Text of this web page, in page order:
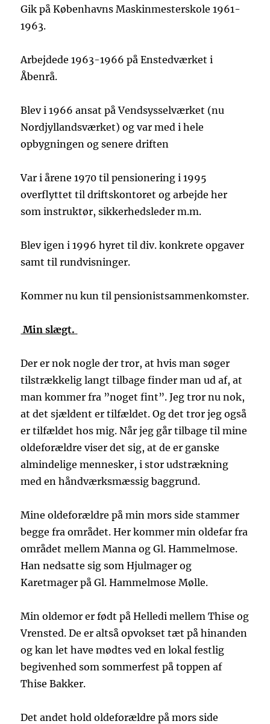
Gik på Københavns Maskinmesterskole 1961-
1963.
Arbejdede 1963-1966 på Enstedværket i
Åbenrå.
Blev i 1966 ansat på Vendsysselværket (nu
Nordjyllandsværket) og var med i hele
opbygningen og senere driften
Var i årene 1970 til pensionering i 1995
overflyttet til driftskontoret og arbejde her
som instruktør, sikkerhedsleder m.m.
Blev igen i 1996 hyret til div. konkrete opgaver
samt til rundvisninger.
Kommer nu kun til pensionistsammenkomster.
Min slægt.
Der er nok nogle der tror, at hvis man søger
tilstrækkelig langt tilbage finder man ud af, at
man kommer fra ”noget fint”. Jeg tror nu nok,
at det sjældent er tilfældet. Og det tror jeg også
er tilfældet hos mig. Når jeg går tilbage til mine
oldeforældre viser det sig, at de er ganske
almindelige mennesker, i stor udstrækning
med en håndværksmæssig baggrund.
Mine oldeforældre på min mors side stammer
begge fra området. Her kommer min oldefar fra
området mellem Manna og Gl. Hammelmose.
Han nedsatte sig som Hjulmager og
Karetmager på Gl. Hammelmose Mølle.
Min oldemor er født på Helledi mellem Thise og
Vrensted. De er altså opvokset tæt på hinanden
og kan let have mødtes ved en lokal festlig
begivenhed som sommerfest på toppen af
Thise Bakker.
Det andet hold oldeforældre på mors side